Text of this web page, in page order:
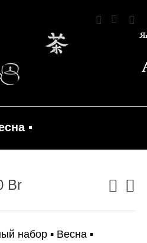
▪
Br
набор ▪ Весна ▪